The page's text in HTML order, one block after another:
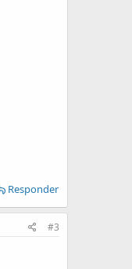
Responder
#3